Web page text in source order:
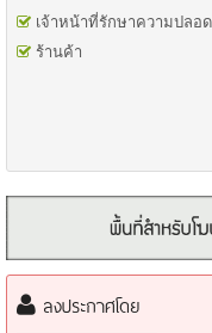
...
ได้พื้นที่บ้าน 24 ตร.ว
กับพื้นที่ใช้สอย 180 ตร.ม
…
เพียง 5.9 ล้าน
ค่าโอน คนล่ะครึ่ง
เจ้าหน้าที่รักษาความปลอ
ร้านค้า
ลงประกาศโดย